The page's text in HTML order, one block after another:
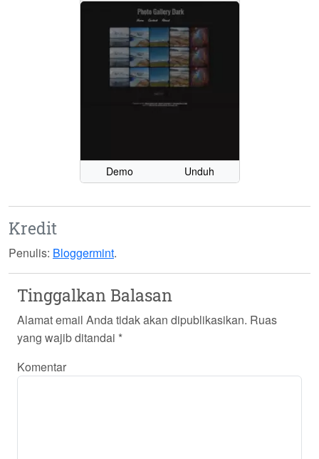
Demo Unduh
Kredit
Penulis: Bloggermint.
Tinggalkan Balasan
Alamat email Anda tidak akan dipublikasikan. Ruas
yang wajib ditandai *
Komentar